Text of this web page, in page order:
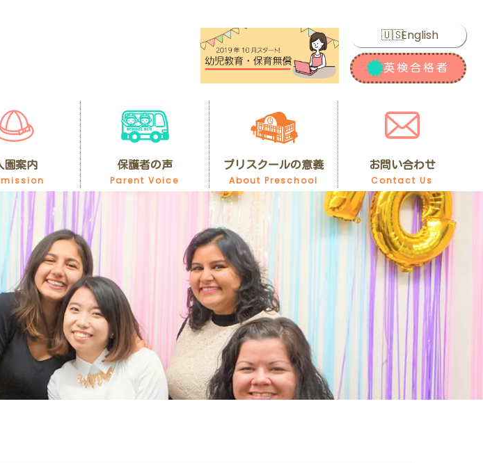
English
英検合格者
園案内 保護者の声
Parent Voice
プリスクールの意義
About Preschool
お問い合わせ
Contact Us